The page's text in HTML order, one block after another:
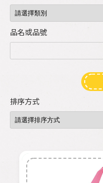
品名或品號
排序方式